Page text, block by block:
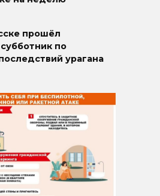
прошёл
по
урагана